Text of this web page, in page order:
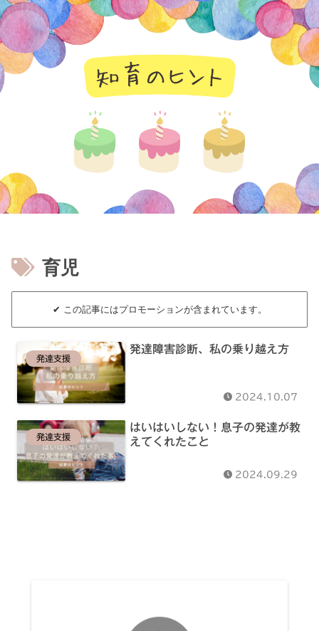
育児
✔︎ この記事にはプロモーションが含まれています。
発達支援
発達障害診断、私の乗り越え方
2024.10.07
発達支援
はいはいしない！息子の発達が教
えてくれたこと
2024.09.29